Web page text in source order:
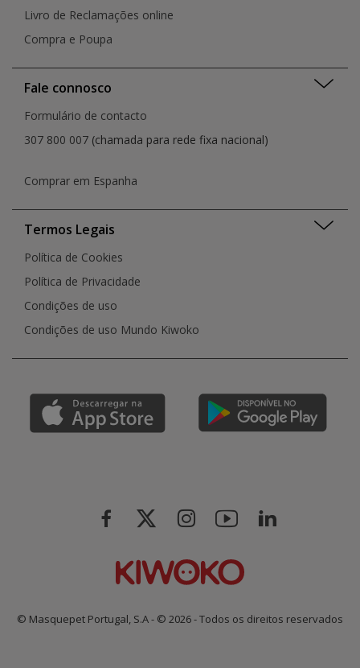
Livro de Reclamações online
Compra e Poupa
Fale connosco
Formulário de contacto
307 800 007 (chamada para rede fixa nacional)
Comprar em Espanha
Termos Legais
Política de Cookies
Política de Privacidade
Condições de uso
Condições de uso Mundo Kiwoko
© Masquepet Portugal, S.A - © 2026 - Todos os direitos reservados